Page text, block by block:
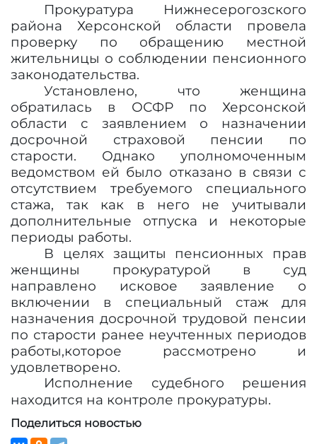
Прокуратура Нижнесерогозского
района Херсонской области провела
проверку по обращению местной
жительницы о соблюдении пенсионного
законодательства.
Установлено, что женщина
обратилась в ОСФР по Херсонской
области с заявлением о назначении
досрочной страховой пенсии по
старости. Однако уполномоченным
ведомством ей было отказано в связи с
отсутствием требуемого специального
стажа, так как в него не учитывали
дополнительные отпуска и некоторые
периоды работы.
В целях защиты пенсионных прав
женщины прокуратурой в суд
направлено исковое заявление о
включении в специальный стаж для
назначения досрочной трудовой пенсии
по старости ранее неучтенных периодов
работы,которое рассмотрено и
удовлетворено.
Исполнение судебного решения
находится на контроле прокуратуры.
Поделиться новостью